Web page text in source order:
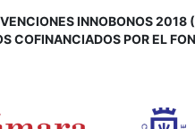
INNOBONOS
COFINANCIADOS POR EL